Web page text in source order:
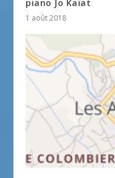
piano Jo Kaïat
1 août 2018